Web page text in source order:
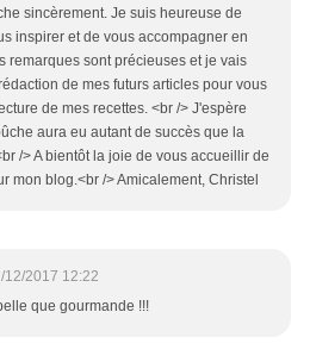
sincèrement. Je suis heureuse de
inspirer et de vous accompagner en
remarques sont précieuses et je vais
de mes futurs articles pour vous
de mes recettes. <br /> J'espère
aura eu autant de succès que la
/> A bientôt la joie de vous accueillir de
mon blog.<br /> Amicalement, Christel
12/2017 12:22
que gourmande !!!